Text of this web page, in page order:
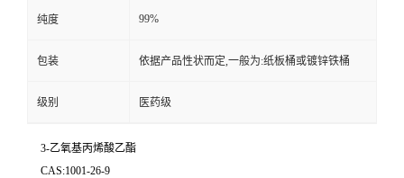
纯度 99%
包装 依据产品性状而定,一般为:纸板桶或镀锌铁桶
级别 医药级
3-乙氧基丙烯酸乙酯
CAS:1001-26-9